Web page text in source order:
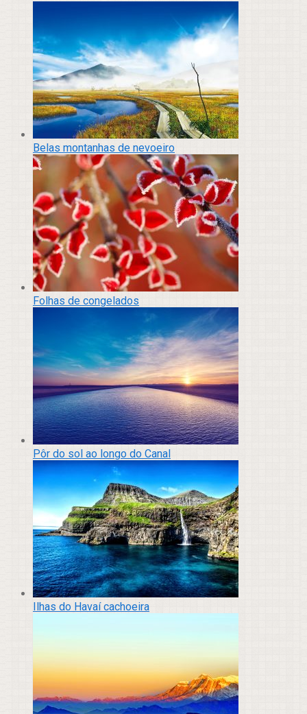
Belas montanhas de nevoeiro
Folhas de congelados
Pôr do sol ao longo do Canal
Ilhas do Havaí cachoeira